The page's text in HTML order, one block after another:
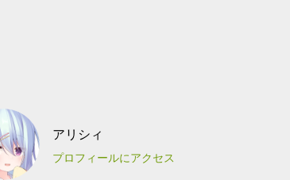
アリシィ
プロフィールにアクセス